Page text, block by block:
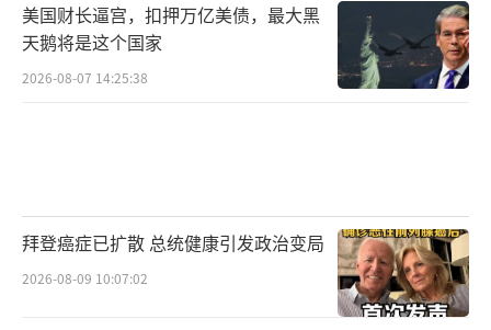
美国财长逼宫，扣押万亿美债，最大黑
天鹅将是这个国家
2026-08-07 14:25:38
拜登癌症已扩散 总统健康引发政治变局
2026-08-09 10:07:02